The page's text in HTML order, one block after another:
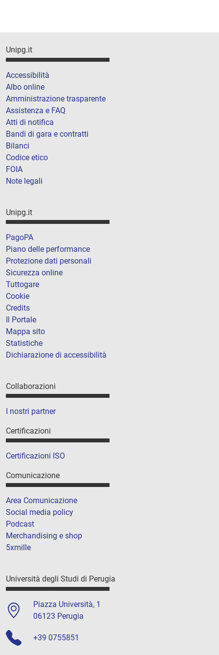
Unipg.it
Accessibilità
Albo online
Amministrazione trasparente
Assistenza e FAQ
Atti di notifica
Bandi di gara e contratti
Bilanci
Codice etico
FOIA
Note legali
Unipg.it
PagoPA
Piano delle performance
Protezione dati personali
Sicurezza online
Tuttogare
Cookie
Credits
Il Portale
Mappa sito
Statistiche
Dichiarazione di accessibilità
Collaborazioni
I nostri partner
Certificazioni
Certificazioni ISO
Comunicazione
Area Comunicazione
Social media policy
Podcast
Merchandising e shop
5xmille
Università degli Studi di Perugia
Piazza Università, 1
06123 Perugia
+39 0755851